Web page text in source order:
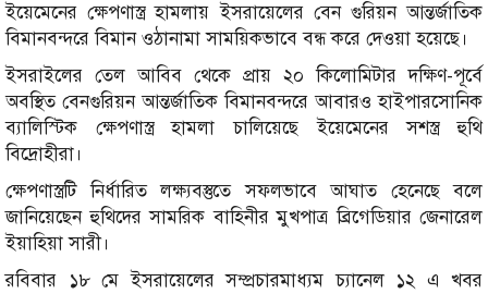
ইয়েমেনের ক্ষেপণাস্ত্র হামলায় ইসরায়েলের বেন গুরিয়ন আন্তর্জাতিক
বিমানবন্দরে বিমান ওঠানামা সাময়িকভাবে বন্ধ করে দেওয়া হয়েছে।
ইসরাইলের তেল আবিব থেকে প্রায় ২০ কিলোমিটার দক্ষিণ-পূর্বে
অবস্থিত বেনগুরিয়ন আন্তর্জাতিক বিমানবন্দরে আবারও হাইপারসোনিক
ব্যালিস্টিক ক্ষেপণাস্ত্র হামলা চালিয়েছে ইয়েমেনের সশস্ত্র হুথি
বিদ্রোহীরা।
ক্ষেপণাস্ত্রটি নির্ধারিত লক্ষ্যবস্তুতে সফলভাবে আঘাত হেনেছে বলে
জানিয়েছেন হুথিদের সামরিক বাহিনীর মুখপাত্র ব্রিগেডিয়ার জেনারেল
ইয়াহিয়া সারী।
রবিবার ১৮ মে ইসরায়েলের সম্প্রচারমাধ্যম চ্যানেল ১২ এ খবর